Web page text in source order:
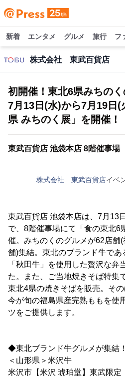
新着 エンタメ グルメ 旅行 フ
株式会社 東武百貨店
初開催！東北6県みちのく
7月13日(水)から7月19日
県 みちのく展」を開催！
東武百貨店 池袋本店 8階催事場
株式会社 東武百貨店イベ
東武百貨店 池袋本店は、7月13
で、8階催事場にて「食の東北6
催。みちのくのグルメが62店舗
舗)集結。東北のブランド牛であ
「秋田牛」を使用した贅沢な弁
た。また、ご当地焼きそば特集
東北4県の焼きそばを販売。そ
今が旬の福島県産完熟ももを使
ツをご提供します。
◆東北ブランド牛グルメが集結！
＜山形県＞米沢牛
米沢市【米沢 琥珀堂】東武限